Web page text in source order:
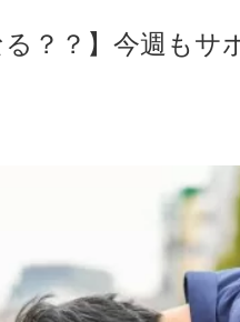
る？？】今週も